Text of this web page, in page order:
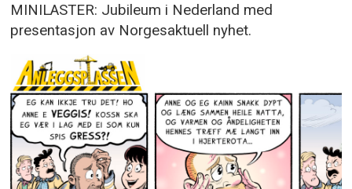
MINILASTER: Jubileum i Nederland med
presentasjon av Norgesaktuell nyhet.